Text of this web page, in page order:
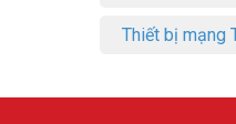
Thiết bị mạng